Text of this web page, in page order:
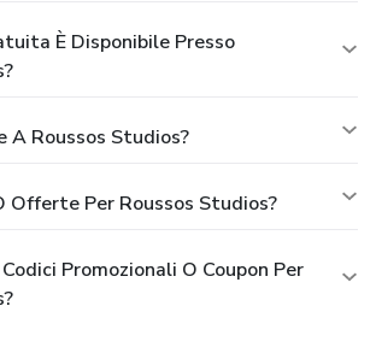
È Disponibile Presso
A Roussos Studios?
Offerte Per Roussos Studios?
Promozionali O Coupon Per